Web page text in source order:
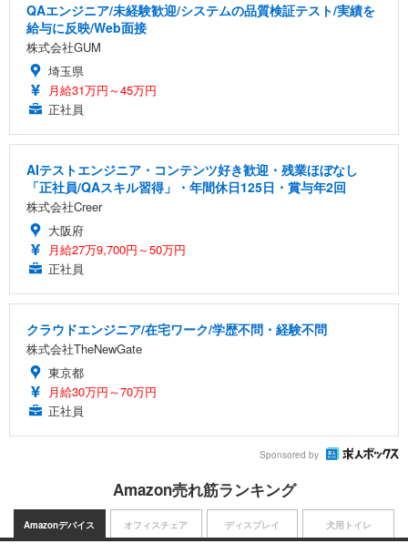
QAエンジニア/未経験歓迎/システムの品質検証テスト/実績を
給与に反映/Web面接
株式会社GUM
埼玉県
月給31万円～45万円
正社員
AIテストエンジニア・コンテンツ好き歓迎・残業ほぼなし
「正社員/QAスキル習得」・年間休日125日・賞与年2回
株式会社Creer
大阪府
月給27万9,700円～50万円
正社員
クラウドエンジニア/在宅ワーク/学歴不問・経験不問
株式会社TheNewGate
東京都
月給30万円～70万円
正社員
Sponsored by
Amazon売れ筋ランキング
Amazonデバイス オフィスチェア ディスプレイ 犬用トイレ